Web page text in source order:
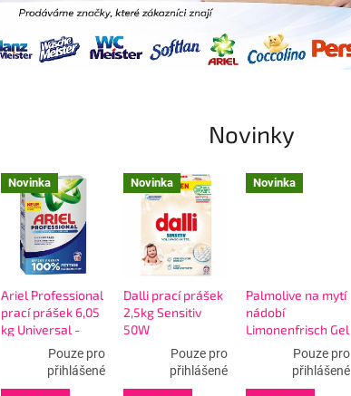
Novinky
Novinka
Ariel Professional
prací prášek 6,05
kg Universal -
Pouze pro
přihlášené
Novinka
Dalli prací prášek
2,5kg Sensitiv
50W
Pouze pro
přihlášené
Novinka
Palmolive na mytí
nádobí
Limonenfrisch Gel
citrusovou vůní
Pouze pro
přihlášené